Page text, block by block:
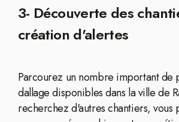
3- Découverte des
création d'alertes
Parcourez un nombre important de
dallage disponibles dans la ville de
recherchez d'autres chantiers, vous